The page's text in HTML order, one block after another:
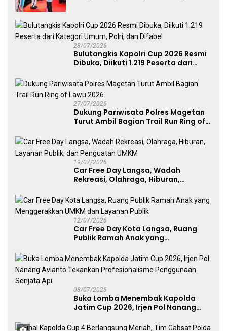
28/07/2026
Bulutangkis Kapolri Cup 2026 Resmi
Dibuka, Diikuti 1.219 Peserta dari
27/07/2026
Dukung Pariwisata Polres Magetan
Turut Ambil Bagian Trail Run Ring of
19/07/2026
Car Free Day Langsa, Wadah
Rekreasi, Olahraga, Hiburan,
UMKM
12/07/2026
Car Free Day Kota Langsa, Ruang
Publik Ramah Anak yang
Publik
08/07/2026
Buka Lomba Menembak Kapolda
Jatim Cup 2026, Irjen Pol Nanang
Penggunaan Senjata Api